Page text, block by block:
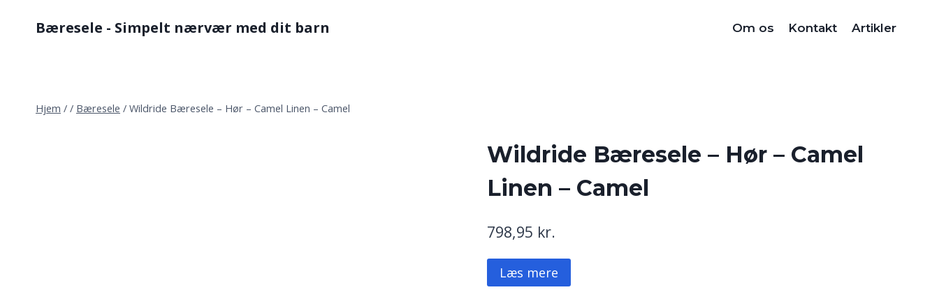
Bæresele - Simpelt nærvær med dit barn Om os Kontakt Artikler
Hjem / / Bæresele / Wildride Bæresele – Hør – Camel Linen – Camel
Wildride Bæresele – Hør – Camel
Linen – Camel
798,95 kr.
Læs mere